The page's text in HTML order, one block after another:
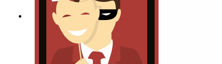
https://www.instagram.com/podcut_label/
Et rejoignez notre Patreon :
https://www.patreon.com/podcut
et notre Discord :